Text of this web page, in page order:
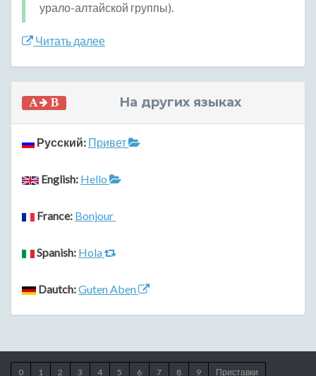
урало-алтайской группы).
Читать далее
На других языках
Русский: Привет
English: Hello
France: Bonjour
Spanish: Hola
Dautch:Guten Aben
0 1 2 3 4 5 6 7 8 9 Приставки